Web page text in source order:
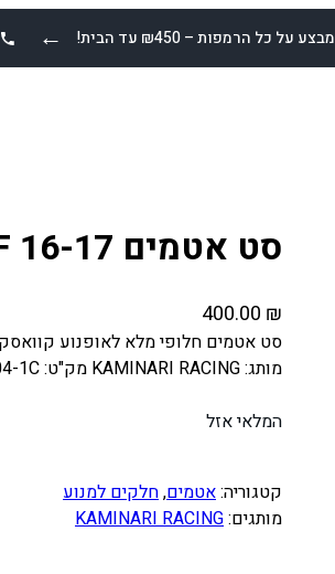
← מבצע על כל הרמפות – ₪450 עד הבית!
סט אטמים KAWASAKI KX450F 16-17
400.00 ₪
מותג: KAMINARI RACING מק"ט: NEK04040004-1C
המלאי אזל
קטגוריה:אטמים, חלקים למנוע
מותגים:KAMINARI RACING